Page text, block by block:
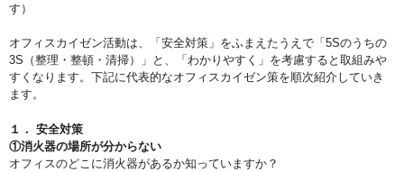
す）
オフィスカイゼン活動は、「安全対策」をふまえたうえで「5Sのうちの
3S（整理・整頓・清掃）」と、「わかりやすく」を考慮すると取組みや
すくなります。下記に代表的なオフィスカイゼン策を順次紹介していき
ます。
１． 安全対策
①消火器の場所が分からない
オフィスのどこに消火器があるか知っていますか？